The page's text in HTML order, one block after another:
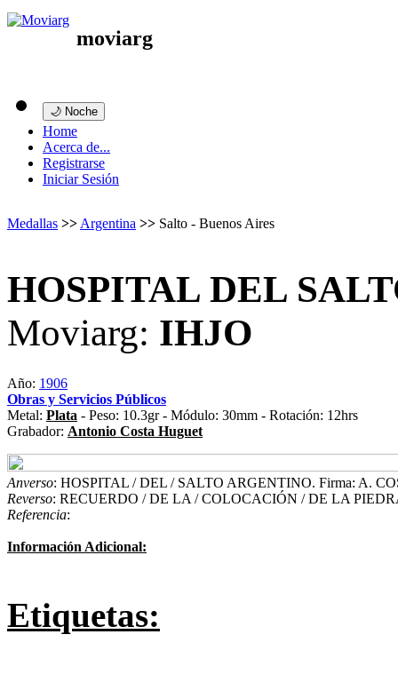
moviarg
🌙 Noche
Home
Acerca de...
Registrarse
Iniciar Sesión
Medallas >> Argentina >> Salto - Buenos Aires
HOSPITAL DEL
Moviarg: IHJO
Año: 1906
Obras y Servicios Públicos
Metal: Plata - Peso: 10.3gr - Módulo: 30mm - Rotación: 12hrs
Grabador: Antonio Costa Huguet
Anverso: HOSPITAL / DEL / SALTO ARGENTINO. Firma: A.
Reverso: RECUERDO / DE LA / COLOCACIÓN / DE LA
Referencia:
Información Adicional:
Etiquetas: